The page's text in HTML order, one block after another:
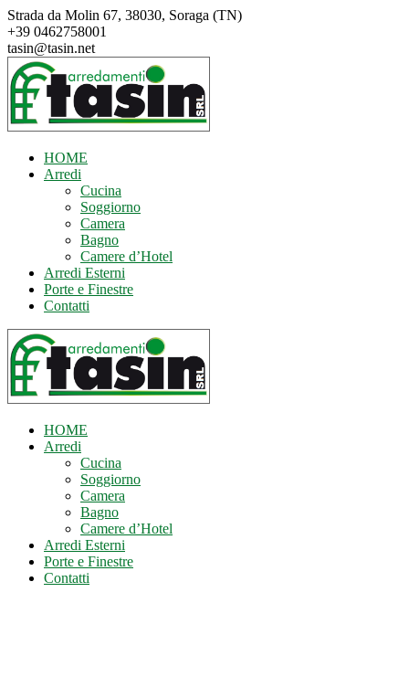
Salta
al
contenuto
Strada da Molin 67, 38030, Soraga (TN)
+39 0462758001
tasin@tasin.net
HOME
Arredi
Cucina
Soggiorno
Camera
Bagno
Camere d’Hotel
Arredi Esterni
Porte e Finestre
Contatti
HOME
Arredi
Cucina
Soggiorno
Camera
Bagno
Camere d’Hotel
Arredi Esterni
Porte e Finestre
Contatti